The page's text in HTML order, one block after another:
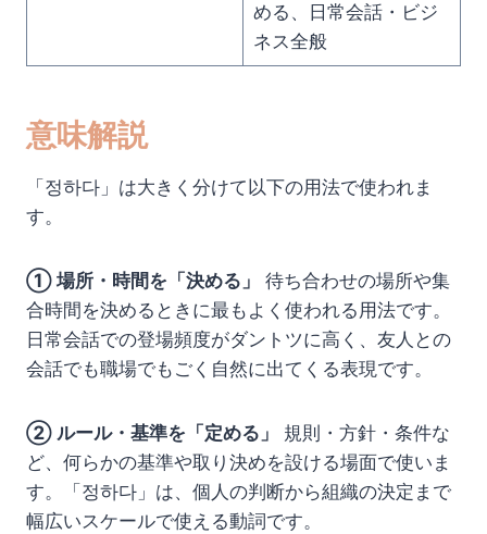
める、日常会話・ビジ
ネス全般
意味解説
「정하다」は大きく分けて以下の用法で使われま
す。
① 場所・時間を「決める」
待ち合わせの場所や集
合時間を決めるときに最もよく使われる用法です。
日常会話での登場頻度がダントツに高く、友人との
会話でも職場でもごく自然に出てくる表現です。
② ルール・基準を「定める」
規則・方針・条件な
ど、何らかの基準や取り決めを設ける場面で使いま
す。「정하다」は、個人の判断から組織の決定まで
幅広いスケールで使える動詞です。